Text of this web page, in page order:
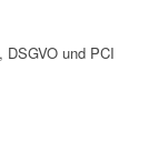
und PCI